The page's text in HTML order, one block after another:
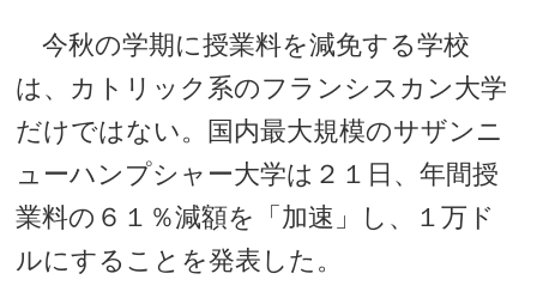
今秋の学期に授業料を減免する学校
は、カトリック系のフランシスカン大学
だけではない。国内最大規模のサザンニ
ューハンプシャー大学は２１日、年間授
業料の６１％減額を「加速」し、１万ド
ルにすることを発表した。